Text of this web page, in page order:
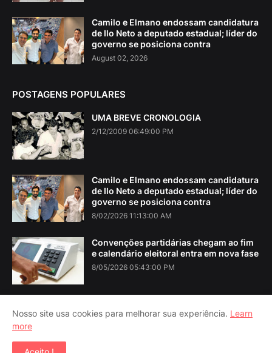
Camilo e Elmano endossam candidatura
de Ilo Neto a deputado estadual; líder do
governo se posiciona contra
August 02, 2026
POSTAGENS POPULARES
UMA BREVE CRONOLOGIA
2/12/2009 06:49:00 PM
Camilo e Elmano endossam candidatura
de Ilo Neto a deputado estadual; líder do
governo se posiciona contra
8/02/2026 11:13:00 AM
Convenções partidárias chegam ao fim
e calendário eleitoral entra em nova fase
8/05/2026 05:43:00 PM
Nosso site usa cookies para melhorar sua experiência. Learn
more